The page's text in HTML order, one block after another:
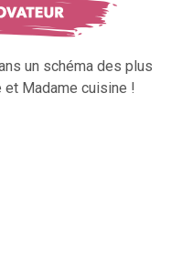
un schéma des plus
Madame cuisine !